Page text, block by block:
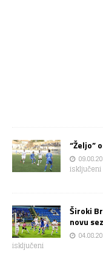
“Željo”
isključeni
Široki
novu
isključeni